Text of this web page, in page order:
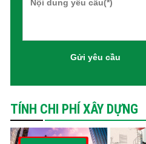
TÍNH CHI PHÍ XÂY DỰNG